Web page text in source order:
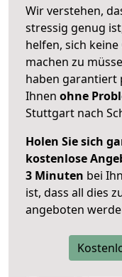
Wir verstehen,
stressig genug
helfen, sich
machen zu
haben garantiert
Ihnen ohne
Stuttgart nach
Holen Sie sich
kostenlose
3 Minuten bei
ist, dass all dies
angeboten